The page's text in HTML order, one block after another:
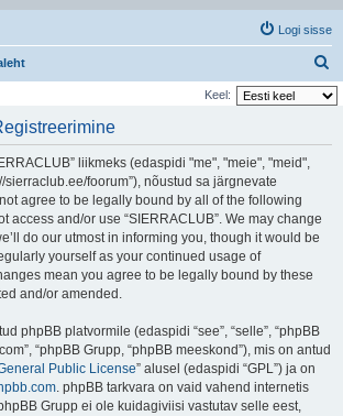
Logi sisse
t
Keel:
liikmeks (edaspidi "me", "meie", "meid",
sierraclub.ee/foorum”), nõustud sa järgnevate
agree to be legally bound by all of the following
access and/or use “SIERRACLUB”. We may change
do our utmost in informing you, though it would be
yourself as your continued usage of
mean you agree to be legally bound by these
and/or amended.
phpBB platvormile (edaspidi “see”, “selle”, “phpBB
“phpBB Grupp, “phpBB meeskond”), mis on antud
Public License” alusel (edaspidi “GPL”) ja on
. phpBB tarkvara on vaid vahend internetis
Grupp ei ole kuidagiviisi vastutav selle eest,